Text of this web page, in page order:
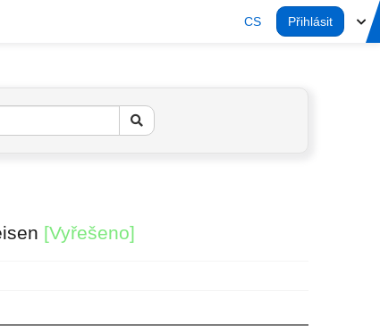
CS Přihlásit
[Vyřešeno]